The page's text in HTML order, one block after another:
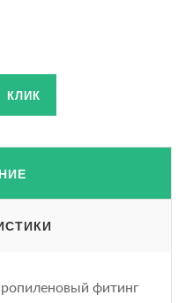
КЛИК
фитинг